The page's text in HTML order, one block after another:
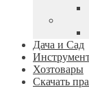
Дача и Сад
Хозтовары
Скачать